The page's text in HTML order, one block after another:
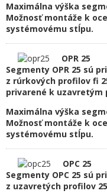
Maximálna výška
Možnosť montáže k
systémovému stĺpu.
OPR 25
Segmenty OPR 25 sú
z rúrkových profilov fi
privarené k uzavretým
Maximálna výška
Možnosť montáže k
systémovému stĺpu.
OPC 25
Segmenty OPC 25 sú
z uzavretých profilov